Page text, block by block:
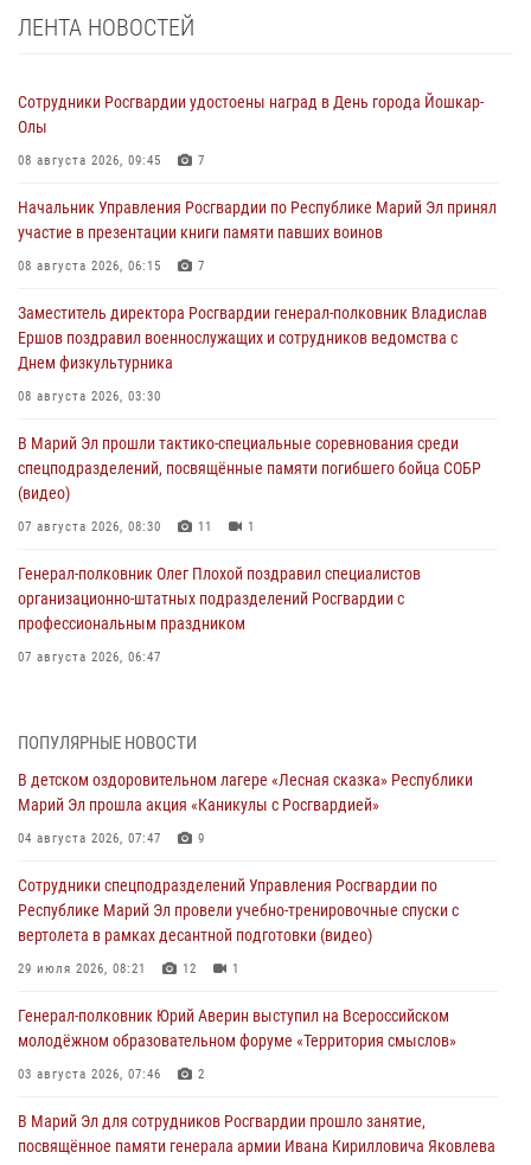
ЛЕНТА НОВОСТЕЙ
Сотрудники Росгвардии удостоены наград в День города Йошкар-
Олы
08 августа 2026, 09:45 7
Начальник Управления Росгвардии по Республике Марий Эл принял
участие в презентации книги памяти павших воинов
08 августа 2026, 06:15 7
Заместитель директора Росгвардии генерал-полковник Владислав
Ершов поздравил военнослужащих и сотрудников ведомства с
Днем физкультурника
08 августа 2026, 03:30
В Марий Эл прошли тактико-специальные соревнования среди
спецподразделений, посвящённые памяти погибшего бойца СОБР
(видео)
07 августа 2026, 08:30 11 1
Генерал-полковник Олег Плохой поздравил специалистов
организационно-штатных подразделений Росгвардии с
профессиональным праздником
07 августа 2026, 06:47
Всероссийском семинаре в Нижнем Новгороде (видео)
07 августа 2026, 06:25 8 1
Команда «Росгвардия» принимает участие в военно-спортивном
07 августа 2026, 05:43 10
Представитель вневедомственной охраны Управления Росгвардии
по Республике Марий Эл принял участие в учебно-методическом
06 августа 2026, 09:37 10
В Марий Эл сотрудники ЛРР Росгвардии за прошедший месяц
06 августа 2026, 08:00
ПОПУЛЯРНЫЕ НОВОСТИ
В детском оздоровительном лагере «Лесная сказка» Республики
Марий Эл прошла акция «Каникулы с Росгвардией»
04 августа 2026, 07:47 9
Сотрудники спецподразделений Управления Росгвардии по
Республике Марий Эл провели учебно-тренировочные спуски с
вертолета в рамках десантной подготовки (видео)
29 июля 2026, 08:21 12 1
Генерал-полковник Юрий Аверин выступил на Всероссийском
молодёжном образовательном форуме «Территория смыслов»
03 августа 2026, 07:46 2
В Марий Эл для сотрудников Росгвардии прошло занятие,
посвящённое памяти генерала армии Ивана Кирилловича Яковлева